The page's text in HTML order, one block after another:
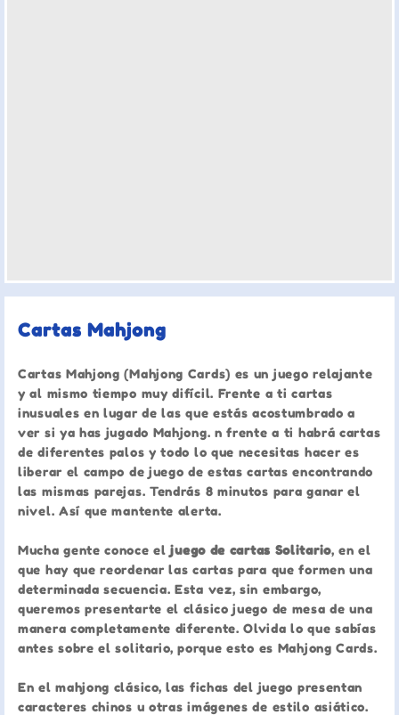
Cartas Mahjong
Cartas Mahjong (Mahjong Cards) es un juego relajante
y al mismo tiempo muy difícil. Frente a ti cartas
inusuales en lugar de las que estás acostumbrado a
ver si ya has jugado Mahjong. n frente a ti habrá cartas
de diferentes palos y todo lo que necesitas hacer es
liberar el campo de juego de estas cartas encontrando
las mismas parejas. Tendrás 8 minutos para ganar el
nivel. Así que mantente alerta.
Mucha gente conoce eljuego de cartas Solitario, en el
que hay que reordenar las cartas para que formen una
determinada secuencia. Esta vez, sin embargo,
queremos presentarte el clásico juego de mesa de una
manera completamente diferente. Olvida lo que sabías
antes sobre el solitario, porque esto es Mahjong Cards.
En el mahjong clásico, las fichas del juego presentan
caracteres chinos u otras imágenes de estilo asiático.